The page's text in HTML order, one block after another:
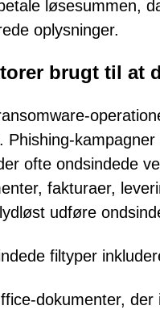
løsesummen,
oplysninger.
brugt til at
Phishing-
ofte ondsindede
fakturaer,
udføre
filtyper
dokumenter,